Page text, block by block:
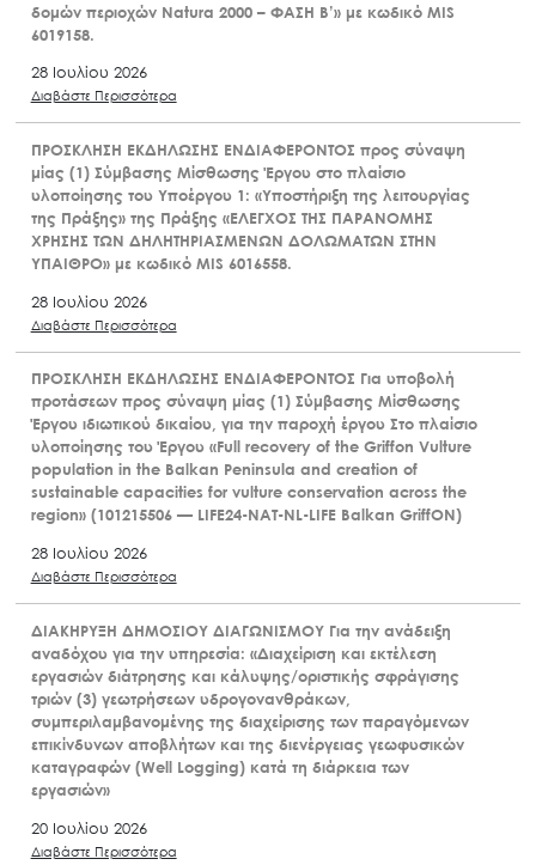
δομών περιοχών Natura 2000 – ΦΑΣΗ Β’» με κωδικό MIS
6019158.
28 Ιουλίου 2026
Διαβάστε Περισσότερα
ΠΡΟΣΚΛΗΣΗ ΕΚΔΗΛΩΣΗΣ ΕΝΔΙΑΦΕΡΟΝΤΟΣ προς σύναψη
μίας (1) Σύμβασης Μίσθωσης Έργου στο πλαίσιο
υλοποίησης του Υποέργου 1: «Υποστήριξη της λειτουργίας
της Πράξης» της Πράξης «ΕΛΕΓΧΟΣ ΤΗΣ ΠΑΡΑΝΟΜΗΣ
ΧΡΗΣΗΣ ΤΩΝ ΔΗΛΗΤΗΡΙΑΣΜΕΝΩΝ ΔΟΛΩΜΑΤΩΝ ΣΤΗΝ
ΥΠΑΙΘΡΟ» με κωδικό MIS 6016558.
28 Ιουλίου 2026
Διαβάστε Περισσότερα
ΠΡΟΣΚΛΗΣΗ ΕΚΔΗΛΩΣΗΣ ΕΝΔΙΑΦΕΡΟΝΤΟΣ Για υποβολή
προτάσεων προς σύναψη μίας (1) Σύμβασης Μίσθωσης
Έργου ιδιωτικού δικαίου, για την παροχή έργου Στο πλαίσιο
υλοποίησης του Έργου «Full recovery of the Griffon Vulture
population in the Balkan Peninsula and creation of
sustainable capacities for vulture conservation across the
region» (101215506 — LIFE24-NAT-NL-LIFE Balkan GriffON)
28 Ιουλίου 2026
Διαβάστε Περισσότερα
ΔΙΑΚΗΡΥΞΗ ΔΗΜΟΣΙΟΥ ΔΙΑΓΩΝΙΣΜΟΥ Για την ανάδειξη
αναδόχου για την υπηρεσία: «Διαχείριση και εκτέλεση
εργασιών διάτρησης και κάλυψης/οριστικής σφράγισης
τριών (3) γεωτρήσεων υδρογονανθράκων,
συμπεριλαμβανομένης της διαχείρισης των παραγόμενων
επικίνδυνων αποβλήτων και της διενέργειας γεωφυσικών
καταγραφών (Well Logging) κατά τη διάρκεια των
εργασιών»
20 Ιουλίου 2026
Διαβάστε Περισσότερα